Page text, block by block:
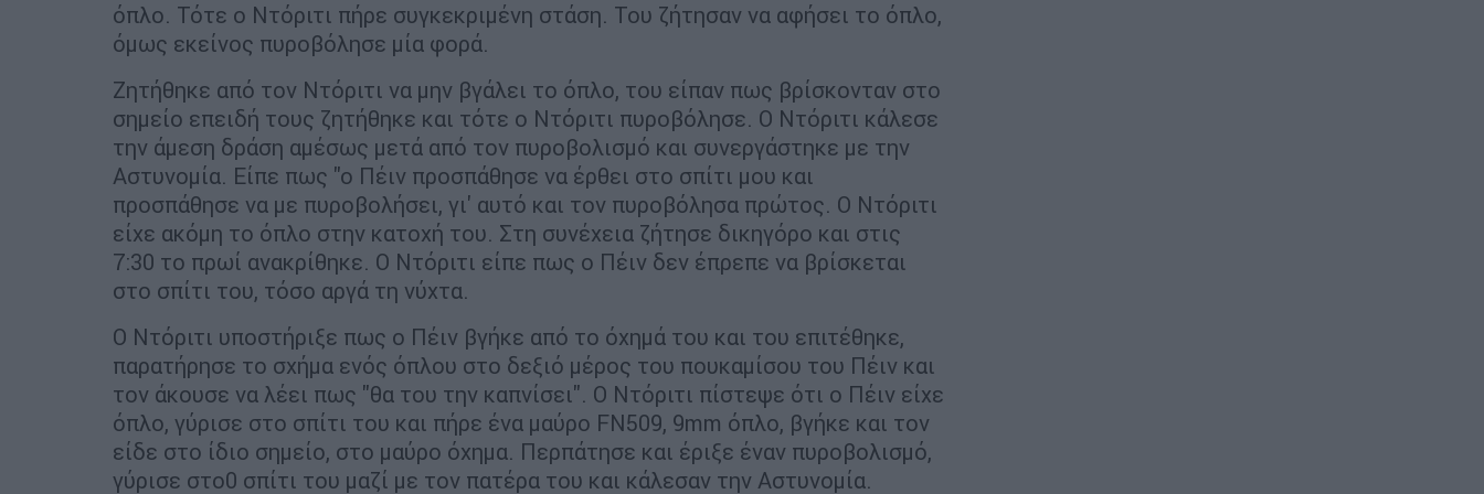
όπλο. Τότε ο Ντόριτι πήρε συγκεκριμένη στάση. Του ζήτησαν να αφήσει το όπλο,
όμως εκείνος πυροβόλησε μία φορά.
Ζητήθηκε από τον Ντόριτι να μην βγάλει το όπλο, του είπαν πως βρίσκονταν στο
σημείο επειδή τους ζητήθηκε και τότε ο Ντόριτι πυροβόλησε. Ο Ντόριτι κάλεσε
την άμεση δράση αμέσως μετά από τον πυροβολισμό και συνεργάστηκε με την
Αστυνομία. Είπε πως "ο Πέιν προσπάθησε να έρθει στο σπίτι μου και
προσπάθησε να με πυροβολήσει, γι' αυτό και τον πυροβόλησα πρώτος. Ο Ντόριτι
είχε ακόμη το όπλο στην κατοχή του. Στη συνέχεια ζήτησε δικηγόρο και στις
7:30 το πρωί ανακρίθηκε. Ο Ντόριτι είπε πως ο Πέιν δεν έπρεπε να βρίσκεται
στο σπίτι του, τόσο αργά τη νύχτα.
Ο Ντόριτι υποστήριξε πως ο Πέιν βγήκε από το όχημά του και του επιτέθηκε,
παρατήρησε το σχήμα ενός όπλου στο δεξιό μέρος του πουκαμίσου του Πέιν και
τον άκουσε να λέει πως "θα του την καπνίσει". Ο Ντόριτι πίστεψε ότι ο Πέιν είχε
όπλο, γύρισε στο σπίτι του και πήρε ένα μαύρο FN509, 9mm όπλο, βγήκε και τον
είδε στο ίδιο σημείο, στο μαύρο όχημα. Περπάτησε και έριξε έναν πυροβολισμό,
γύρισε στο0 σπίτι του μαζί με τον πατέρα του και κάλεσαν την Αστυνομία.